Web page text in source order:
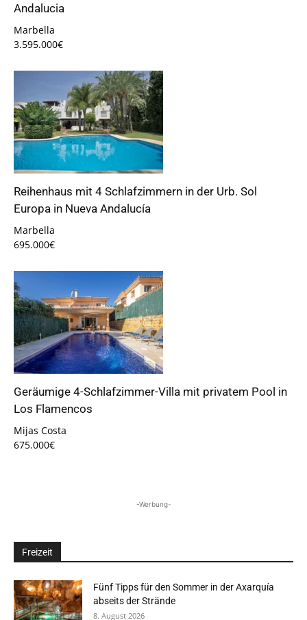
Andalucia
Marbella
3.595.000€
Reihenhaus mit 4 Schlafzimmern in der Urb. Sol
Europa in Nueva Andalucía
Marbella
695.000€
Geräumige 4-Schlafzimmer-Villa mit privatem Pool in
Los Flamencos
Mijas Costa
675.000€
-Werbung-
Freizeit
Fünf Tipps für den Sommer in der Axarquía
abseits der Strände
8. August 2026